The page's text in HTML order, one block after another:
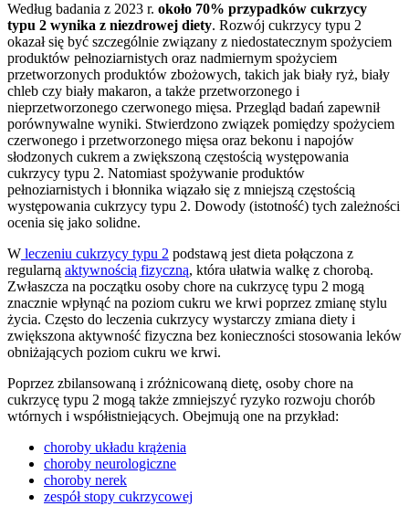
Według badania z 2023 r. około 70% przypadków cukrzycy
typu 2 wynika z niezdrowej diety. Rozwój cukrzycy typu 2
okazał się być szczególnie związany z niedostatecznym spożyciem
produktów pełnoziarnistych oraz nadmiernym spożyciem
przetworzonych produktów zbożowych, takich jak biały ryż, biały
chleb czy biały makaron, a także przetworzonego i
nieprzetworzonego czerwonego mięsa. Przegląd badań zapewnił
porównywalne wyniki. Stwierdzono związek pomiędzy spożyciem
czerwonego i przetworzonego mięsa oraz bekonu i napojów
słodzonych cukrem a zwiększoną częstością występowania
cukrzycy typu 2. Natomiast spożywanie produktów
pełnoziarnistych i błonnika wiązało się z mniejszą częstością
występowania cukrzycy typu 2. Dowody (istotność) tych zależności
ocenia się jako solidne.
W leczeniu cukrzycy typu 2 podstawą jest dieta połączona z
regularną aktywnością fizyczną, która ułatwia walkę z chorobą.
Zwłaszcza na początku osoby chore na cukrzycę typu 2 mogą
znacznie wpłynąć na poziom cukru we krwi poprzez zmianę stylu
życia. Często do leczenia cukrzycy wystarczy zmiana diety i
zwiększona aktywność fizyczna bez konieczności stosowania leków
obniżających poziom cukru we krwi.
Poprzez zbilansowaną i zróżnicowaną dietę, osoby chore na
cukrzycę typu 2 mogą także zmniejszyć ryzyko rozwoju chorób
wtórnych i współistniejących. Obejmują one na przykład:
choroby układu krążenia
choroby neurologiczne
choroby nerek
zespół stopy cukrzycowej